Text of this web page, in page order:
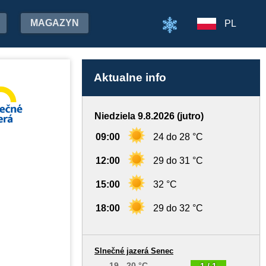
MAGAZYN PL
Aktualne info
Niedziela 9.8.2026 (jutro)
09:00 24 do 28 °C
12:00 29 do 31 °C
15:00 32 °C
18:00 29 do 32 °C
Slnečné jazerá Senec